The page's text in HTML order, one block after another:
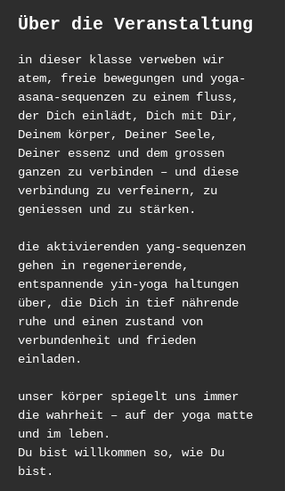
Über die Veranstaltung
in dieser klasse verweben wir
atem, freie bewegungen und yoga-
asana-sequenzen zu einem fluss,
der Dich einlädt, Dich mit Dir,
Deinem körper, Deiner Seele,
Deiner essenz und dem grossen
ganzen zu verbinden – und diese
verbindung zu verfeinern, zu
geniessen und zu stärken.
die aktivierenden yang-sequenzen
gehen in regenerierende,
entspannende yin-yoga haltungen
über, die Dich in tief nährende
ruhe und einen zustand von
verbundenheit und frieden
einladen.
unser körper spiegelt uns immer
die wahrheit – auf der yoga matte
und im leben.
Du bist willkommen so, wie Du
bist.